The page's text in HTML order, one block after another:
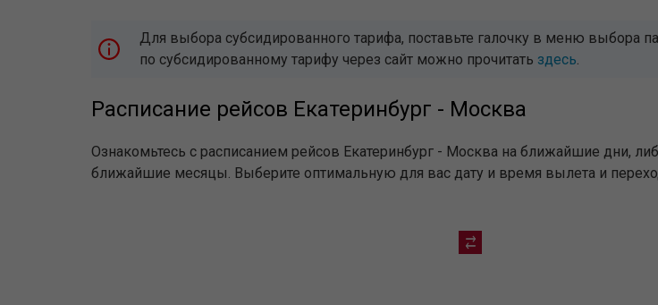
Для выбора субсидированного тарифа, поставьте галочку в меню выбора
по субсидированному тарифу через сайт можно прочитать здесь.
Расписание рейсов Екатеринбург - Москва
Ознакомьтесь с расписанием рейсов Екатеринбург - Москва на ближайшие дни,
ближайшие месяцы. Выберите оптимальную для вас дату и время вылета и